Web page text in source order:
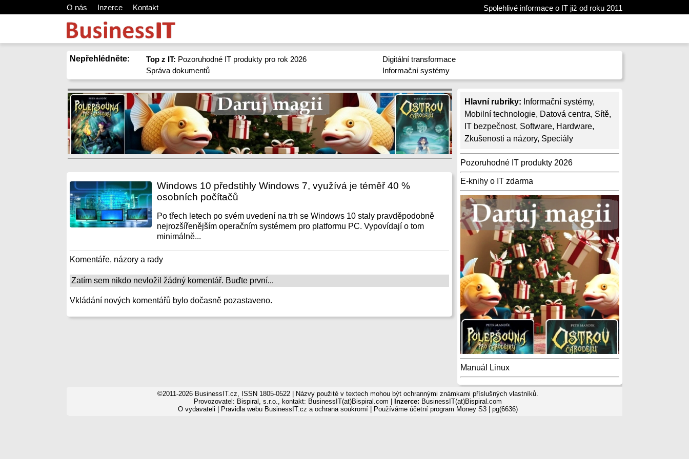
O nás Inzerce Kontakt Spolehlivé informace o IT již od roku 2011
Nepřehlédněte: Top z IT: Pozoruhodné IT produkty pro rok 2026
Správa dokumentů
Digitální transformace
Informační systémy
Hlavní rubriky: Informační systémy,
Mobilní technologie, Datová centra, Sítě,
IT bezpečnost, Software, Hardware,
Zkušenosti a názory, Speciály
Pozoruhodné IT produkty 2026
E-knihy o IT zdarma
Manuál Linux
Windows 10 předstihly Windows 7, využívá je téměř 40 %
osobních počítačů
Po třech letech po svém uvedení na trh se Windows 10 staly pravděpodobně
nejrozšířenějším operačním systémem pro platformu PC. Vypovídají o tom
minimálně...
Komentáře, názory a rady
Zatím sem nikdo nevložil žádný komentář. Buďte první...
Vkládání nových komentářů bylo dočasně pozastaveno.
©2011-2026 BusinessIT.cz, ISSN 1805-0522 | Názvy použité v textech mohou být ochrannými známkami příslušných vlastníků.
Provozovatel: Bispiral, s.r.o., kontakt: BusinessIT(at)Bispiral.com |
Inzerce: BusinessIT(at)Bispiral.com
O vydavateli
Pravidla webu BusinessIT.cz a ochrana soukromí| Používáme účetní program Money S3| pg(6636)